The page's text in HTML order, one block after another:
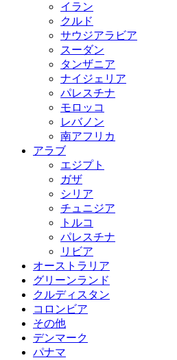
イラン
クルド
サウジアラビア
スーダン
タンザニア
ナイジェリア
パレスチナ
モロッコ
レバノン
南アフリカ
アラブ
エジプト
ガザ
シリア
チュニジア
トルコ
パレスチナ
リビア
オーストラリア
グリーンランド
クルディスタン
コロンビア
その他
デンマーク
パナマ